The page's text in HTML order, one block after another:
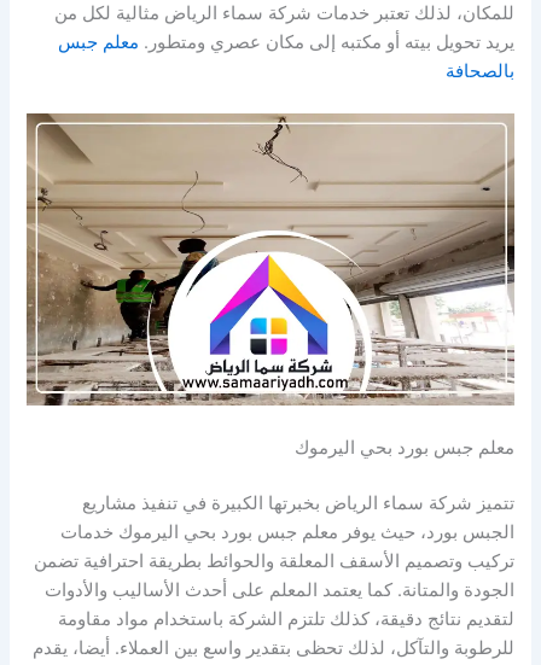
للمكان، لذلك تعتبر خدمات شركة سماء الرياض مثالية لكل من
يريد تحويل بيته أو مكتبه إلى مكان عصري ومتطور. معلم جبس
بالصحافة
معلم جبس بورد بحي اليرموك
تتميز شركة سماء الرياض بخبرتها الكبيرة في تنفيذ مشاريع
الجبس بورد، حيث يوفر معلم جبس بورد بحي اليرموك خدمات
تركيب وتصميم الأسقف المعلقة والحوائط بطريقة احترافية تضمن
الجودة والمتانة. كما يعتمد المعلم على أحدث الأساليب والأدوات
لتقديم نتائج دقيقة، كذلك تلتزم الشركة باستخدام مواد مقاومة
للرطوبة والتآكل، لذلك تحظى بتقدير واسع بين العملاء. أيضا، يقدم